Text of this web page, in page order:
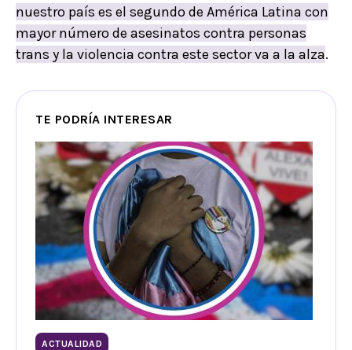
nuestro país es el segundo de América Latina con
mayor número de asesinatos contra personas
trans y la violencia contra este sector va a la alza.
TE PODRÍA INTERESAR
ACTUALIDAD